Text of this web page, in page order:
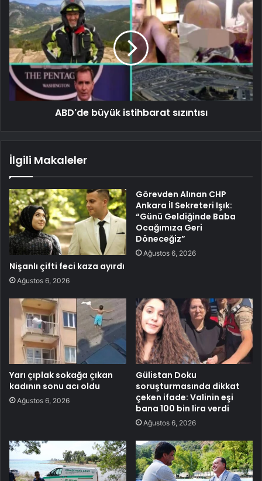
ABD'de büyük istihbarat sızıntısı
İlgili Makaleler
Nişanlı çifti feci kaza ayırdı
Ağustos 6, 2026
Görevden Alınan CHP
Ankara İl Sekreteri Işık:
“Günü Geldiğinde Baba
Ocağımıza Geri
Döneceğiz”
Ağustos 6, 2026
Yarı çıplak sokağa çıkan
kadının sonu acı oldu
Ağustos 6, 2026
Gülistan Doku
soruşturmasında dikkat
çeken ifade: Valinin eşi
bana 100 bin lira verdi
Ağustos 6, 2026